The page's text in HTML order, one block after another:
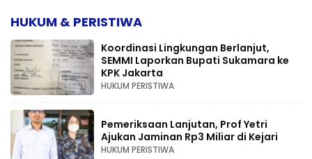
HUKUM & PERISTIWA
Koordinasi Lingkungan Berlanjut,
SEMMI Laporkan Bupati Sukamara ke
KPK Jakarta
HUKUM PERISTIWA
Pemeriksaan Lanjutan, Prof Yetri
Ajukan Jaminan Rp3 Miliar di Kejari
HUKUM PERISTIWA